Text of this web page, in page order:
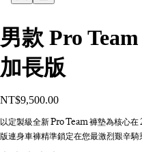
男款 Pro
加長版
NT$9,500.00
以定製級全新 Pro Team 褲墊為核心
版連身車褲精準鎖定在您最激烈艱辛騎